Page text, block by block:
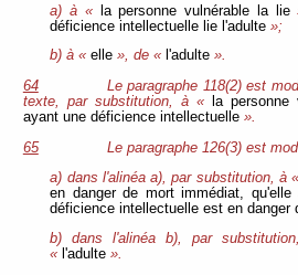
a) à «
la personne vulnérable la lie
déficience intellectuelle lie l'adulte»;
b) à «elle », de « l'adulte ».
64
Le paragraphe 118(2) est
texte, par substitution, à «la personne
ayant une déficience intellectuelle ».
65
Le paragraphe 126(3) est
a) dans l'alinéa a), par substitution, à «
en danger de mort immédiat, qu'elle
déficience intellectuelle est en
b) dans l'alinéa b), par
« l'adulte ».